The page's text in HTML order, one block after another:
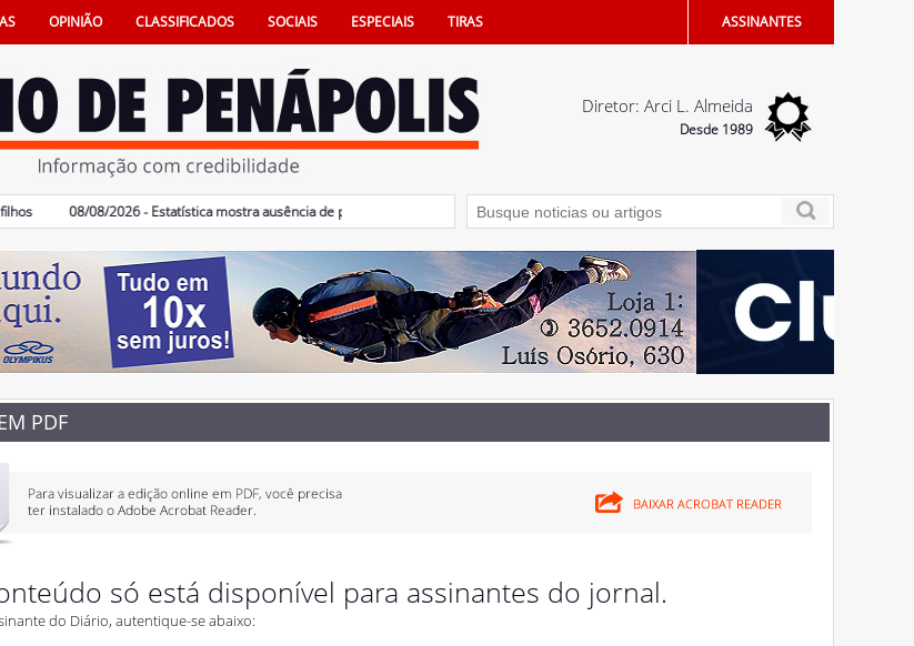
OPINIÃO CLASSIFICADOS SOCIAIS ESPECIAIS TIRAS ASSINANTES
Diretor: Arci L. Almeida
Desde 1989
08/08/2026 - Estatística mostra ausência de pais na vida e também na certidão dos filhos 07/08/2026 - Vereadores devem votar Código de
PDF
só está disponível para assinantes do jornal.
do Diário, autentique-se abaixo: